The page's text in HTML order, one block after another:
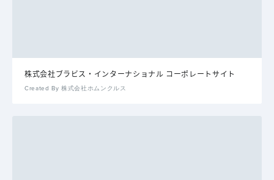
株式会社ブラビス・インターナショナル コーポレートサイト
Created By 株式会社ホムンクルス